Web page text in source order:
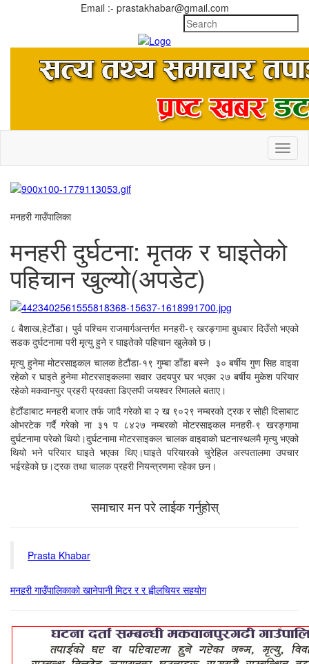
Email :- prastakhabar@gmail.com
मनहरी गाउँपालिका
मनहरी दुर्घटना: मृतक र घाइतेको
पहिचान खुल्यो(अपडेट)
८ बैशाख,हेटौंडा। पुर्व पश्चिम राजमार्गअन्तर्गत मनहरी-९ खरङ्गामा बुधबार दिउँसो भएको
सडक दुर्घटनामा परी मृत्यु हुने र घाइतेको पहिचान खुलेको छ।
मृत्यु हुनेमा मोटरसाइकल चालक हेटौंडा-१९ गुम्बा डाँडा बस्ने ३० बर्षीय गुण सिह वाइवा
रहेको र घाइते हुनेमा मोटरसाइकलमा सवार उदयपुर घर भएका २७ बर्षीय मुकेश परियार
रहेको मकवानपुर प्रहरी प्रवक्ता डिएसपी जयश्वर रिमालले बताए।
हेटौंडाबाट मनहरी बजार तर्फ जादै गरेको बा २ ख ९०२९ नम्बरको ट्रक र सोही दिसाबाट
ओभरटेक गर्दै गरेको ना ३१ प ८४२७ नम्बरको मोटरसाइकल मनहरी-९ खरङ्गामा
दुर्घटनामा परेको थियो।दुर्घटनामा मोटरसाइकल चालक वाइवाको घटनास्थलमै मृत्यु भएको
थियो भने परियार घाइते भएका थिए।घाइते परियारको चुरेहिल अस्पतालमा उपचार
भईरहेको छ।ट्रक तथा चालक प्रहरी नियन्त्रणमा रहेका छन।
समाचार मन परे लाईक गर्नुहोस्
Prasta Khabar
मनहरी गाउँपालिकाको खानेपानी मिटर र र ह्वीलचियर सहयोग